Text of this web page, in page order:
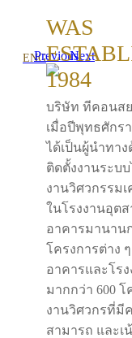
ENGPreviousNext
WAS
1984
บริษัท ทีคอนส
เมื่อปีพุทธศักร
ได้เป็นผู้นำทา
ติดตั้งงานระบ
งานวิศวกรรม
ในโรงงานอุต
อาคารมานาน
โครงการต่าง
อาคารและโร
มากกว่า 600
งานวิศวกรที่มี
สามารถ และเ